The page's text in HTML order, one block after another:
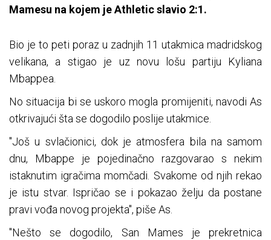
Mamesu na kojem je Athletic slavio 2:1.
Bio je to peti poraz u zadnjih 11 utakmica madridskog
velikana, a stigao je uz novu lošu partiju Kyliana
Mbappea.
No situacija bi se uskoro mogla promijeniti, navodi As
otkrivajući šta se dogodilo poslije utakmice.
"Još u svlačionici, dok je atmosfera bila na samom
dnu, Mbappe je pojedinačno razgovarao s nekim
istaknutim igračima momčadi. Svakome od njih rekao
je istu stvar. Ispričao se i pokazao želju da postane
pravi vođa novog projekta", piše As.
"Nešto se dogodilo, San Mames je prekretnica